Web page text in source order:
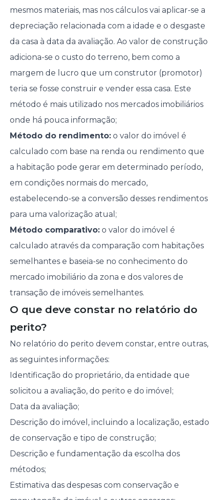
mesmos materiais, mas nos cálculos vai aplicar-se a
depreciação relacionada com a idade e o desgaste
da casa à data da avaliação. Ao valor de construção
adiciona-se o custo do terreno, bem como a
margem de lucro que um construtor (promotor)
teria se fosse construir e vender essa casa. Este
método é mais utilizado nos mercados imobiliários
onde há pouca informação;
Método do rendimento:o valor do imóvel é
calculado com base na renda ou rendimento que
a habitação pode gerar em determinado período,
em condições normais do mercado,
estabelecendo-se a conversão desses rendimentos
para uma valorização atual;
Método comparativo:o valor do imóvel é
calculado através da comparação com habitações
semelhantes e baseia-se no conhecimento do
mercado imobiliário da zona e dos valores de
transação de imóveis semelhantes.
O que deve constar no relatório do
perito?
No relatório do perito devem constar, entre outras,
as seguintes informações:
Identificação do proprietário, da entidade que
solicitou a avaliação, do perito e do imóvel;
Data da avaliação;
Descrição do imóvel, incluindo a localização, estado
de conservação e tipo de construção;
Descrição e fundamentação da escolha dos
métodos;
Estimativa das despesas com conservação e